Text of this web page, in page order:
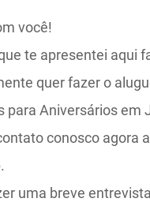
você!
te apresentei aqui
quer fazer o
para Aniversários em
conosco agora
uma breve